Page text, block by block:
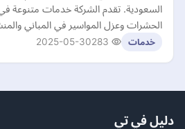
السعودية. تقدم الشركة خدمات متنوعة
الحشرات وعزل المواسير في المباني
خدمات 2025-05-30
دليل في تي